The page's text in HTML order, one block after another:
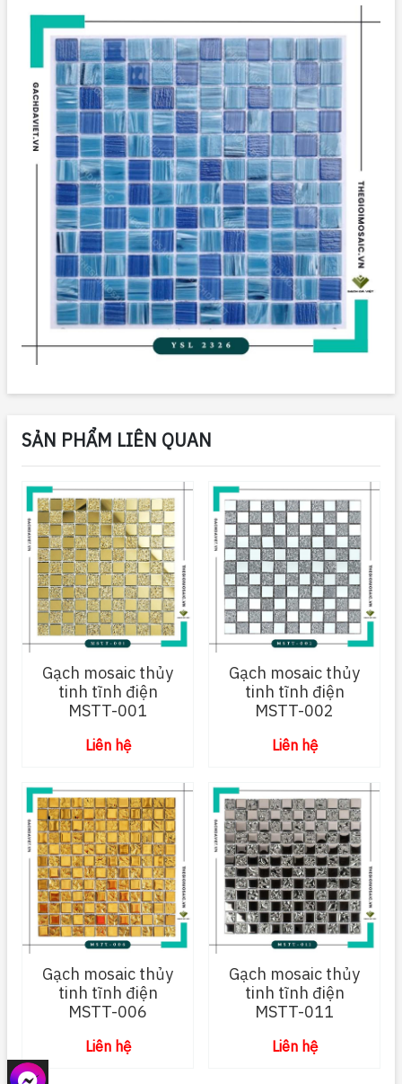
SẢN PHẨM LIÊN QUAN
Gạch mosaic thủy
tinh tĩnh điện
MSTT-001
Liên hệ
Gạch mosaic thủy
tinh tĩnh điện
MSTT-002
Liên hệ
Gạch mosaic thủy
tinh tĩnh điện
MSTT-006
Liên hệ
Gạch mosaic thủy
tinh tĩnh điện
MSTT-011
Liên hệ